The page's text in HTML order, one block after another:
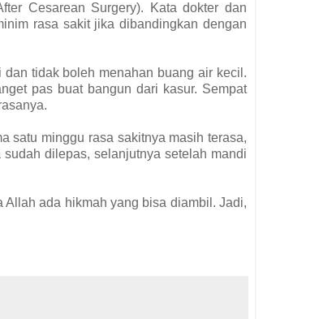
Cesarean Surgery). Kata dokter dan
rasa sakit jika dibandingkan dengan
tidak boleh menahan buang air kecil.
pas buat bangun dari kasur. Sempat
satu minggu rasa sakitnya masih terasa,
dilepas, selanjutnya setelah mandi
ada hikmah yang bisa diambil. Jadi,